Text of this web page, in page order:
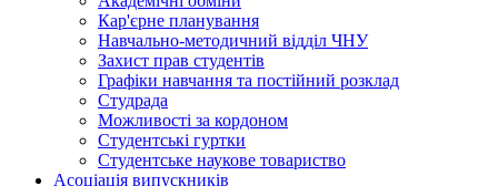
Кар'єрне планування
Навчально-методичний відділ ЧНУ
Захист прав студентів
Графіки навчання та постійний розклад
Студрада
Можливості за кордоном
Студентські гуртки
Студентське наукове товариство
Асоціація випускників